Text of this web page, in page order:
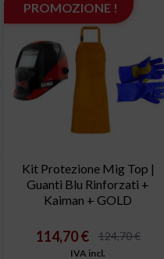
PROMOZIONE !
Kit Protezione Mig Top |
Guanti Blu Rinforzati +
Kaiman + GOLD
114,70 € 124,70 €
IVA incl.